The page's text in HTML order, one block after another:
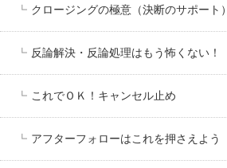
クロージングの極意（決断のサポート）
反論解決・反論処理はもう怖くない！
これでＯＫ！キャンセル止め
アフターフォローはこれを押さえよう